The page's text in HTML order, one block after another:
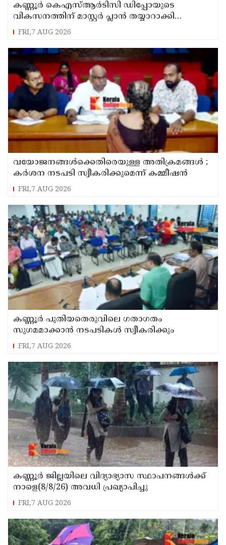
കണ്ണൂർ കെഎസ്ആർടിസി ഡിപ്പോയുടെ
വികസനത്തിന് മാസ്റ്റർ പ്ലാൻ തയ്യാറാക്കി
സമർപ്പിക്കും : ടി ഒ മോഹനൻ എം എൽ എ
FRI,7 AUG 2026
വയോജനങ്ങൾക്കെതിരെയുള്ള അതിക്രമങ്ങൾ ;
കർശന നടപടി സ്വീകരിക്കുമെന്ന് കമ്മീഷൻ
FRI,7 AUG 2026
കണ്ണൂർ പുതിയതെരുവിലെ ഗതാഗതം
സുഗമമാക്കാന്‍ നടപടികള്‍ സ്വീകരിക്കും
FRI,7 AUG 2026
കണ്ണൂർ ജില്ലയിലെ വിദ്യാഭ്യാസ സ്ഥാപനങ്ങള്‍ക്ക്
നാളെ(8/8/26) അവധി പ്രഖ്യാപിച്ചു
FRI,7 AUG 2026